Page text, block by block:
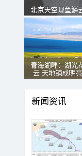
北京天空现鱼鳞
青海湖畔：湖光
云 天地铺成明
新闻资讯